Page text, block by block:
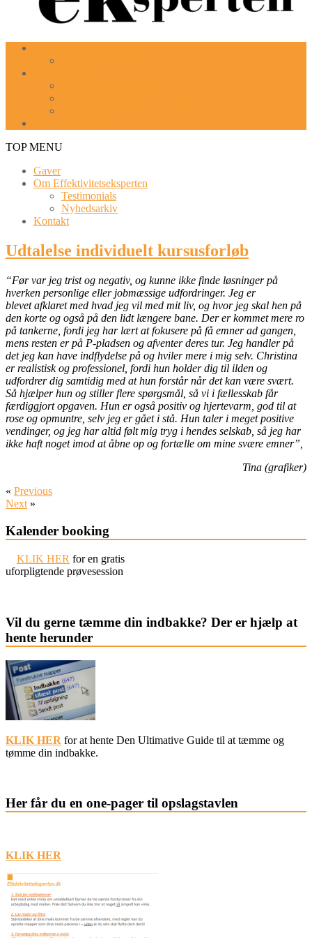
TOP MENU
Gaver
Om Effektivitetseksperten
Testimonials
Nyhedsarkiv
Kontakt
Udtalelse individuelt kursusforløb
“Før var jeg trist og negativ, og kunne ikke finde løsninger på
hverken personlige eller jobmæssige udfordringer. Jeg er
blevet afklaret med hvad jeg vil med mit liv, og hvor jeg skal hen på
den korte og også på den lidt længere bane. Der er kommet mere ro
på tankerne, fordi jeg har lært at fokusere på få emner ad gangen,
mens resten er på P-pladsen og afventer deres tur. Jeg handler på
det jeg kan have indflydelse på og hviler mere i mig selv. Christina
er realistisk og professionel, fordi hun holder dig til ilden og
udfordrer dig samtidig med at hun forstår når det kan være svært.
Så hjælper hun og stiller flere spørgsmål, så vi i fællesskab får
færdiggjort opgaven. Hun er også positiv og hjertevarm, god til at
rose og opmuntre, selv jeg er gået i stå. Hun taler i meget positive
vendinger, og jeg har altid følt mig tryg i hendes selskab, så jeg har
ikke haft noget imod at åbne op og fortælle om mine svære emner”,
Tina (grafiker)
« Previous
Next »
Kalender booking
KLIK HER for en gratis
uforpligtende prøvesession
Vil du gerne tæmme din indbakke? Der er hjælp at
hente herunder
KLIK HER for at hente Den Ultimative Guide til at tæmme og
tømme din indbakke.
Her får du en one-pager til opslagstavlen
KLIK HER